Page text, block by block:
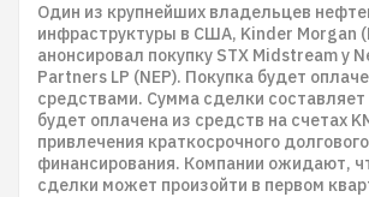
Один из крупнейших владельцев
инфраструктуры в США, Kinder Morgan
анонсировал покупку STX Midstream у
Partners LP (NEP). Покупка будет
средствами. Сумма сделки составляет
будет оплачена из средств на счетах
привлечения краткосрочного долгового
финансирования. Компании ожидают,
сделки может произойти в первом